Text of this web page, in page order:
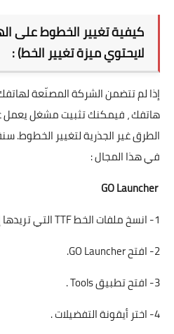
كيفية تغيير الخطوط على
لايحتوي ميزة تغيير الخط) :
إذا لم تتضمن الشركة المصنّعة
هاتفك ، فيمكنك تثبيت مشغل يعمل
الطرق غير الجذرية لتغيير الخطوط.
في هذا المجال :
GO Launcher
1- انسخ ملفات الخط TTF التي تريدها إلى هاتفك.
2- افتح GO Launcher.
3- افتح تطبيق Tools .
4- اختر أيقونة التفضيلات .